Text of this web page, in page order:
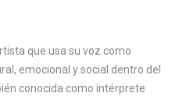
p
que usa su voz como
emocional y social dentro del
conocida como intérprete